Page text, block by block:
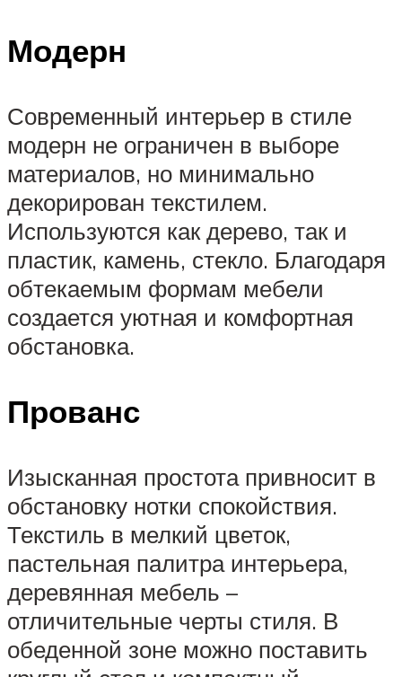
Модерн
Современный интерьер в стиле
модерн не ограничен в выборе
материалов, но минимально
декорирован текстилем.
Используются как дерево, так и
пластик, камень, стекло. Благодаря
обтекаемым формам мебели
создается уютная и комфортная
обстановка.
Прованс
Изысканная простота привносит в
обстановку нотки спокойствия.
Текстиль в мелкий цветок,
пастельная палитра интерьера,
деревянная мебель –
отличительные черты стиля. В
обеденной зоне можно поставить